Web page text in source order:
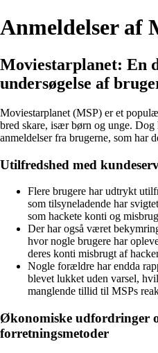
Anmeldelser af
Moviestarplanet: En
undersøgelse af
Moviestarplanet (MSP) er et
bred skare, især børn og unge. Dog
anmeldelser fra brugerne, som har
Utilfredshed med
Flere brugere har udtrykt
som tilsyneladende har
som hackete konti og
Der har også været
hvor nogle brugere har
deres konti misbrugt af
Nogle forældre har endda
blevet lukket uden varsel,
manglende tillid til MSPs
Økonomiske udfordringer
forretningsmetoder